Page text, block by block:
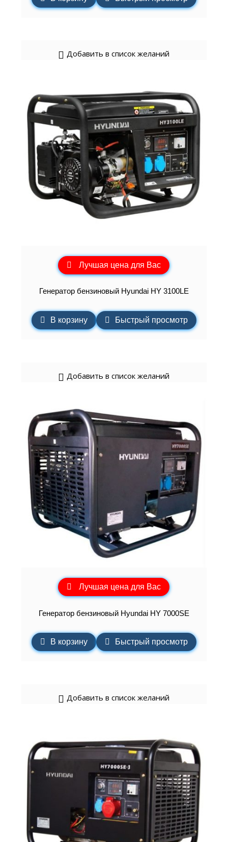
Добавить в список желаний
Лучшая цена для Вас
Генератор бензиновый Hyundai HY 3100LE
В корзину Быстрый просмотр
Добавить в список желаний
Лучшая цена для Вас
Генератор бензиновый Hyundai HY 7000SE
В корзину Быстрый просмотр
Добавить в список желаний